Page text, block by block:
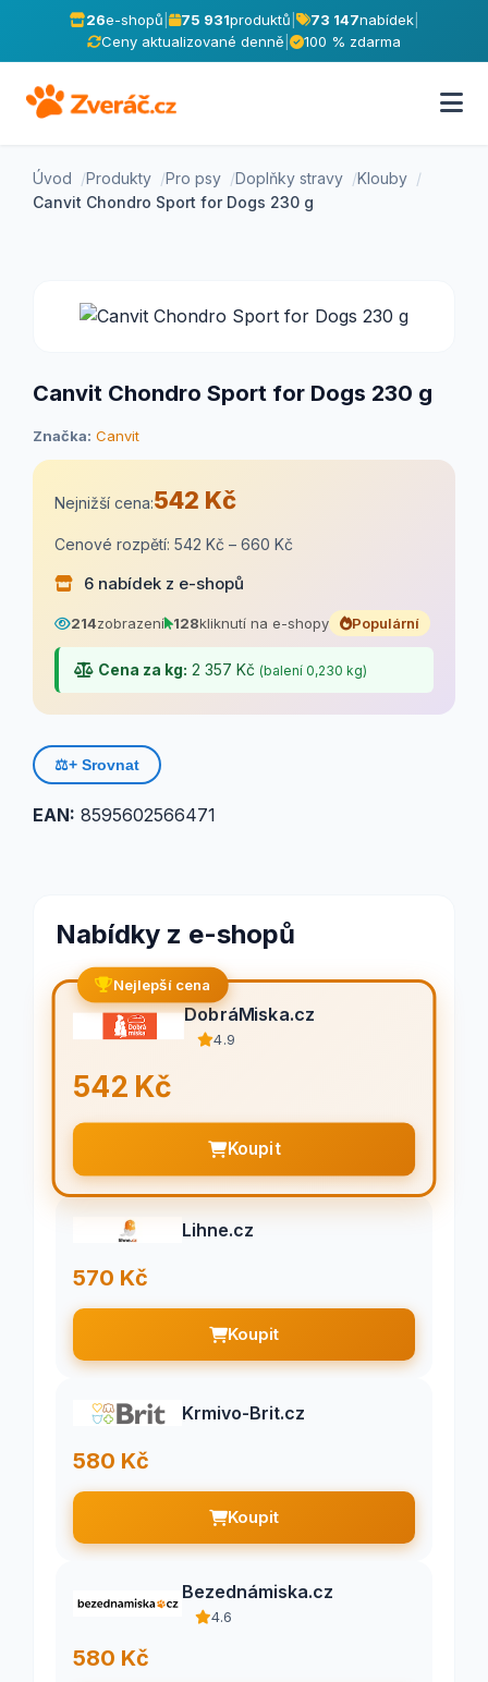
26e-shopů 75 931produktů 73 147nabídek|
Ceny aktualizované denně
100 % zdarma
Úvod Produkty Pro psy Doplňky stravy
Klouby
Canvit Chondro Sport for Dogs 230 g
Canvit Chondro Sport for Dogs 230 g
Značka: Canvit
Nejnižší cena:542 Kč
Cenové rozpětí: 542 Kč – 660 Kč
6 nabídek z e-shopů
214zobrazení 128kliknutí na e-shopy Populární
Cena za kg: 2 357 Kč (balení 0,230 kg)
⚖️+ Srovnat
EAN: 8595602566471
Nabídky z e-shopů
Nejlepší cena
DobráMiska.cz
4.9
542 Kč
Koupit
Lihne.cz
570 Kč
Koupit
Krmivo-Brit.cz
580 Kč
Koupit
Bezednámiska.cz
4.6
580 Kč